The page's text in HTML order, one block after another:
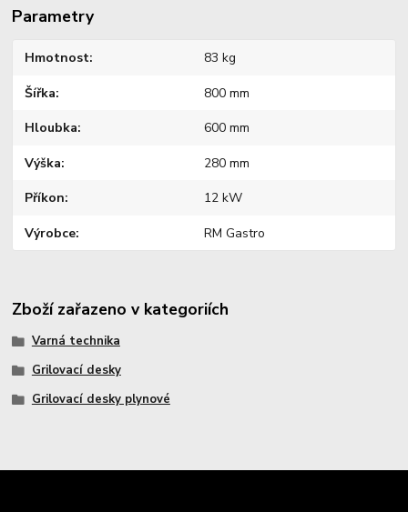
Parametry
Hmotnost 83 kg
Šířka 800 mm
Hloubka 600 mm
Výška 280 mm
Příkon 12 kW
Výrobce RM Gastro
Zboží zařazeno v kategoriích
Varná technika
Grilovací desky
Grilovací desky plynové